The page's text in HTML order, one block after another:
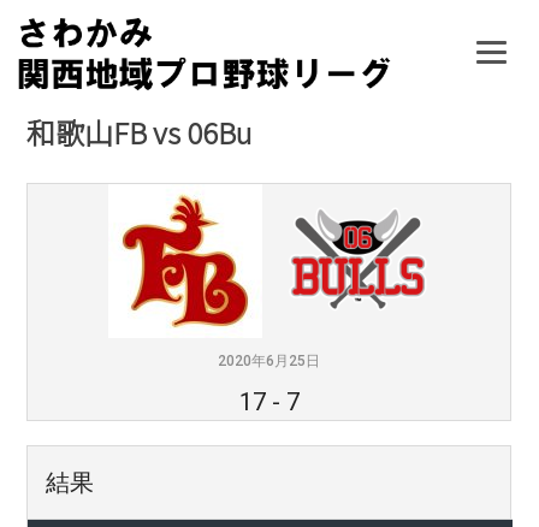
Skip
content
和歌山FB vs 06Bu
2020年6月25日
17- 7
結果